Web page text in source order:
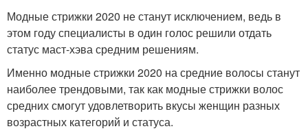
Модные стрижки 2020 не станут исключением, ведь в
этом году специалисты в один голос решили отдать
статус маст-хэва средним решениям.
Именно модные стрижки 2020 на средние волосы станут
наиболее трендовыми, так как модные стрижки волос
средних смогут удовлетворить вкусы женщин разных
возрастных категорий и статуса.